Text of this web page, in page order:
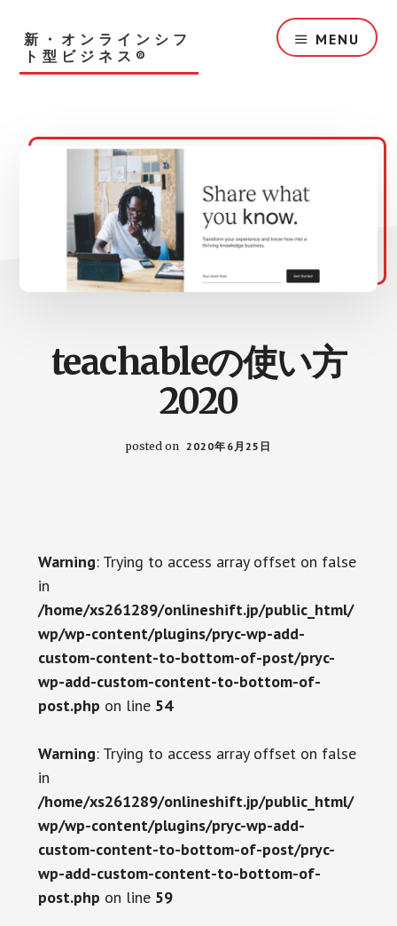
main
content
新・オンラインシフ
ト型ビジネス®︎
MENU
teachableの使い方
2020
posted on 2020年6月25日
Warning: Trying to access array offset on false
in
/home/xs261289/onlineshift.jp/public_html/
wp/wp-content/plugins/pryc-wp-add-
custom-content-to-bottom-of-post/pryc-
wp-add-custom-content-to-bottom-of-
post.php on line 54
Warning: Trying to access array offset on false
in
/home/xs261289/onlineshift.jp/public_html/
wp/wp-content/plugins/pryc-wp-add-
custom-content-to-bottom-of-post/pryc-
wp-add-custom-content-to-bottom-of-
post.php on line 59